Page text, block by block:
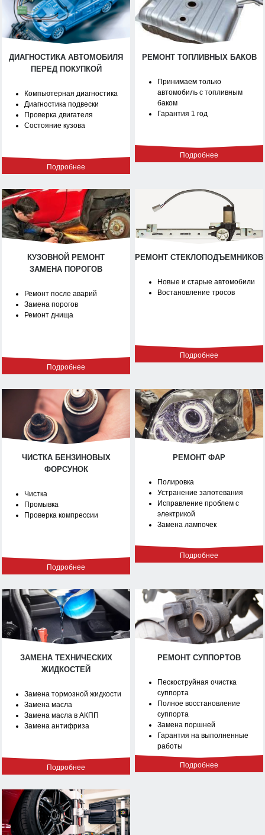
ДИАГНОСТИКА АВТОМОБИЛЯ
ПЕРЕД ПОКУПКОЙ
Компьютерная диагностика
Диагностика подвески
Проверка двигателя
Состояние кузова
Подробнее
РЕМОНТ ТОПЛИВНЫХ БАКОВ
Принимаем только
автомобиль с топливным
баком
Гарантия 1 год
Подробнее
КУЗОВНОЙ РЕМОНТ
ЗАМЕНА ПОРОГОВ
Ремонт после аварий
Замена порогов
Ремонт днища
Подробнее
РЕМОНТ СТЕКЛОПОДЪЕМНИКОВ
Новые и старые автомобили
Востановление тросов
Подробнее
ЧИСТКА БЕНЗИНОВЫХ
ФОРСУНОК
Чистка
Промывка
Проверка компрессии
Подробнее
РЕМОНТ ФАР
Полировка
Устранение запотевания
Исправление проблем с
электрикой
Замена лампочек
Подробнее
ЗАМЕНА ТЕХНИЧЕСКИХ
ЖИДКОСТЕЙ
Замена тормозной жидкости
Замена масла
Замена масла в АКПП
Замена антифриза
Подробнее
РЕМОНТ СУППОРТОВ
Пескоструйная очистка
суппорта
Полное восстановление
суппорта
Замена поршней
Гарантия на выполненные
работы
Подробнее